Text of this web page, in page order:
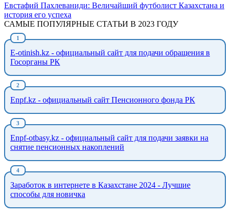
Евстафий Пахлеваниди: Величайший футболист Казахстана и
история его успеха
САМЫЕ ПОПУЛЯРНЫЕ СТАТЬИ В 2023 ГОДУ
E-otinish.kz - официальный сайт для подачи обращения в
Госорганы РК
Enpf.kz - официальный сайт Пенсионного фонда РК
Enpf-otbasy.kz - официальный сайт для подачи заявки на
снятие пенсионных накоплений
Заработок в интернете в Казахстане 2024 - Лучшие
способы для новичка